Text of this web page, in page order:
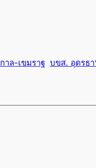
าล-เขมราฐ บขส. อุดรธ